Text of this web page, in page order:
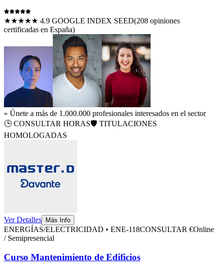
★★★★★ 4.9 GOOGLE INDEX SEED(208 opiniones
certificadas en España)
» Únete a más de 1.000.000 profesionales interesados en el sector
🕒 CONSULTAR HORAS🛡️ TITULACIONES
HOMOLOGADAS
Ver Detalles Más Info
ENERGÍAS/ELECTRICIDAD • ENE-118CONSULTAR €Online
/ Semipresencial
Curso Mantenimiento de Edificios